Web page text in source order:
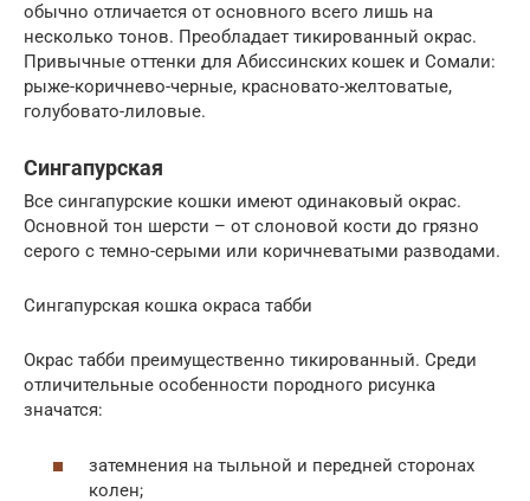
обычно отличается от основного всего лишь на
несколько тонов. Преобладает тикированный окрас.
Привычные оттенки для Абиссинских кошек и Сомали:
рыже-коричнево-черные, красновато-желтоватые,
голубовато-лиловые.
Сингапурская
Все сингапурские кошки имеют одинаковый окрас.
Основной тон шерсти – от слоновой кости до грязно
серого с темно-серыми или коричневатыми разводами.
Сингапурская кошка окраса табби
Окрас табби преимущественно тикированный. Среди
отличительные особенности породного рисунка
значатся:
затемнения на тыльной и передней сторонах
колен;